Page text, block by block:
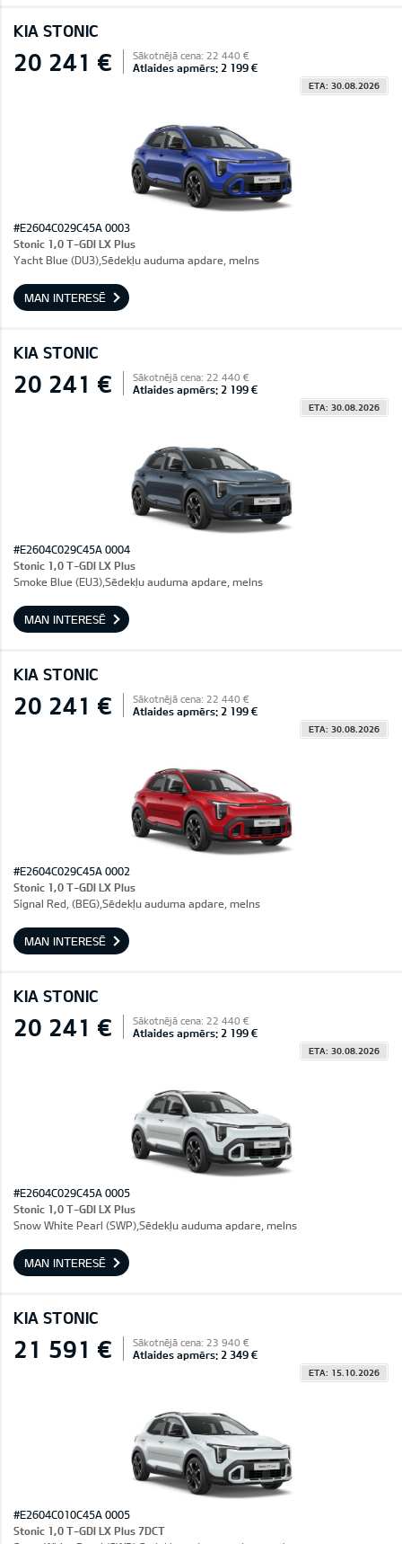
KIA STONIC
20 241 € Sākotnējā cena: 22 440 €
Atlaides apmērs: 2 199 €
ETA: 30.08.2026
#E2604C029C45A 0003
Stonic 1,0 T-GDI LX Plus
Yacht Blue (DU3),Sēdekļu auduma apdare, melns
MAN INTERESĒ
KIA STONIC
20 241 € Sākotnējā cena: 22 440 €
Atlaides apmērs: 2 199 €
ETA: 30.08.2026
#E2604C029C45A 0004
Stonic 1,0 T-GDI LX Plus
Smoke Blue (EU3),Sēdekļu auduma apdare, melns
MAN INTERESĒ
KIA STONIC
20 241 € Sākotnējā cena: 22 440 €
Atlaides apmērs: 2 199 €
ETA: 30.08.2026
#E2604C029C45A 0002
Stonic 1,0 T-GDI LX Plus
Signal Red, (BEG),Sēdekļu auduma apdare, melns
MAN INTERESĒ
KIA STONIC
20 241 € Sākotnējā cena: 22 440 €
Atlaides apmērs: 2 199 €
ETA: 30.08.2026
#E2604C029C45A 0005
Stonic 1,0 T-GDI LX Plus
Snow White Pearl (SWP),Sēdekļu auduma apdare, melns
MAN INTERESĒ
KIA STONIC
21 591 € Sākotnējā cena: 23 940 €
Atlaides apmērs: 2 349 €
ETA: 15.10.2026
#E2604C010C45A 0005
Stonic 1,0 T-GDI LX Plus 7DCT